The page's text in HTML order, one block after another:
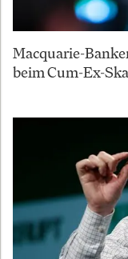
Macquarie-
beim Cum-Ex-